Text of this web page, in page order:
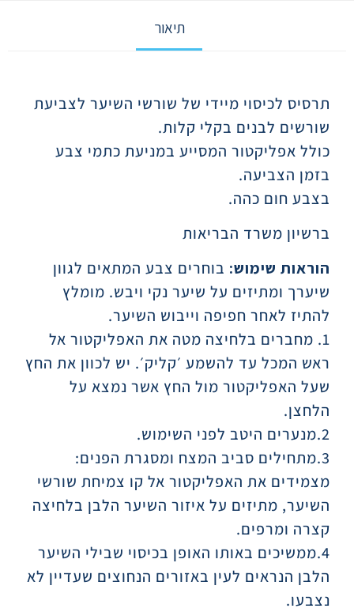
תיאור
תרסיס לכיסוי מיידי של שורשי השיער לצביעת
שורשים לבנים בקלי קלות.
כולל אפליקטור המסייע במניעת כתמי צבע
בזמן הצביעה.
בצבע חום כהה.
ברשיון משרד הבריאות
הוראות שימוש: בוחרים צבע המתאים לגוון
שיערך ומתיזים על שיער נקי ויבש. מומלץ
להתיז לאחר חפיפה וייבוש השיער.
1. מחברים בלחיצה מטה את האפליקטור אל
ראש המכל עד להשמע ׳קליק׳. יש לכוון את החץ
שעל האפליקטור מול החץ אשר נמצא על
הלחצן.
2.מנערים היטב לפני השימוש.
3.מתחילים סביב המצח ומסגרת הפנים:
מצמידים את האפליקטור אל קו צמיחת שורשי
השיער, מתיזים על איזור השיער הלבן בלחיצה
קצרה ומרפים.
4.ממשיכים באותו האופן בכיסוי שבילי השיער
הלבן הנראים לעין באזורים הנחוצים שעדיין לא
נצבעו.